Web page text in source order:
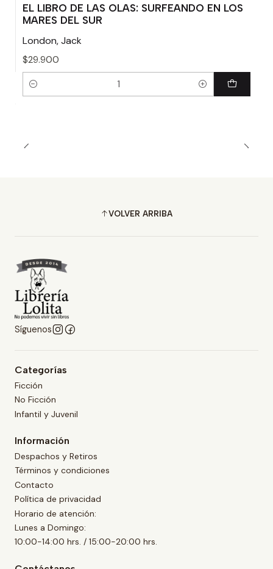
EL LIBRO DE LAS OLAS: SURFEANDO EN LOS
MARES DEL SUR
London, Jack
$29.900
Cantidad
VOLVER ARRIBA
Síguenos
Categorías
Ficción
No Ficción
Infantil y Juvenil
Información
Despachos y Retiros
Términos y condiciones
Contacto
Política de privacidad
Horario de atención:
Lunes a Domingo:
10:00-14:00 hrs. / 15:00-20:00 hrs.